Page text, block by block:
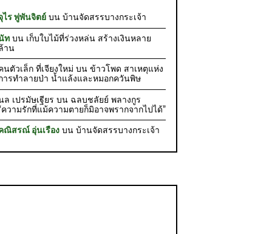
ไร พู่พันจิตย์บน บ้านจัดสรรบางกระเจ้า
ทบน เก็บใบไม้ที่ร่วงหล่น สร้างเงินหลาย
าน
นตัวเล็ก ที่เจียงใหม่ บน ข้าวโพด สาเหตุแห่ง
ารทำลายป่า น้ำแล้งและหมอกควันพิษ
ล เปรมัษเฐียร บน ฉลบชลัยย์ พลางกูร
ความรักที่แม้ความตายก็มิอาจพรากจากไปได้”
ณิสรณ์ อุ่นเรืองบน บ้านจัดสรรบางกระเจ้า